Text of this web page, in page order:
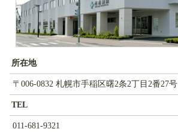
所在地
〒006-0832 札幌市手稲区曙2条2丁目2番27号
TEL
011-681-9321